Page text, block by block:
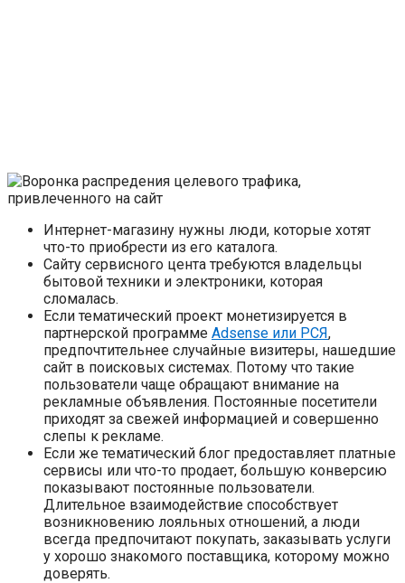
Интернет-магазину нужны люди, которые хотят
что-то приобрести из его каталога.
Сайту сервисного цента требуются владельцы
бытовой техники и электроники, которая
сломалась.
Если тематический проект монетизируется в
партнерской программе Adsense или РСЯ,
предпочтительнее случайные визитеры, нашедшие
сайт в поисковых системах. Потому что такие
пользователи чаще обращают внимание на
рекламные объявления. Постоянные посетители
приходят за свежей информацией и совершенно
слепы к рекламе.
Если же тематический блог предоставляет платные
сервисы или что-то продает, большую конверсию
показывают постоянные пользователи.
Длительное взаимодействие способствует
возникновению лояльных отношений, а люди
всегда предпочитают покупать, заказывать услуги
у хорошо знакомого поставщика, которому можно
доверять.